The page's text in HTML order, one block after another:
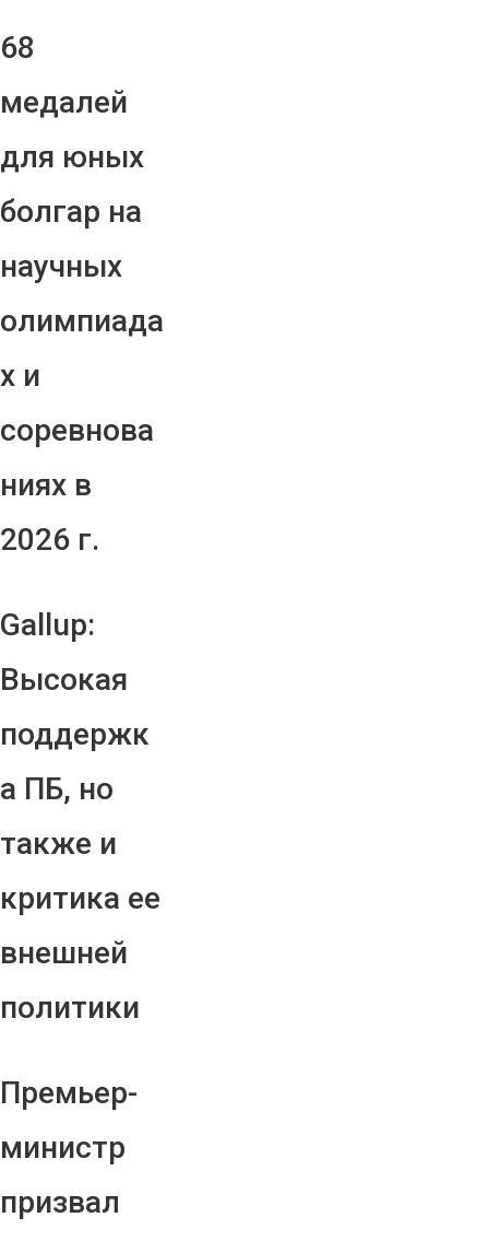
68
медалей
для юных
болгар на
научных
олимпиада
х и
соревнова
ниях в
2026 г.
Gallup:
Высокая
поддержк
а ПБ, но
также и
критика ее
внешней
политики
Премьер-
министр
призвал